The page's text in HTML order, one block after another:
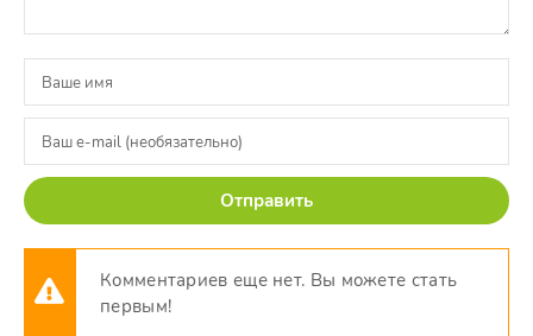
Отправить
Комментариев еще нет. Вы можете стать
первым!